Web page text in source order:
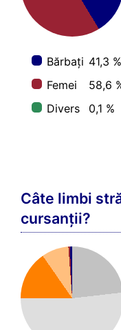
Bărbați 41,3 %
Femei
58,6
Divers
0,1 %
Câte limbi
cursanții?